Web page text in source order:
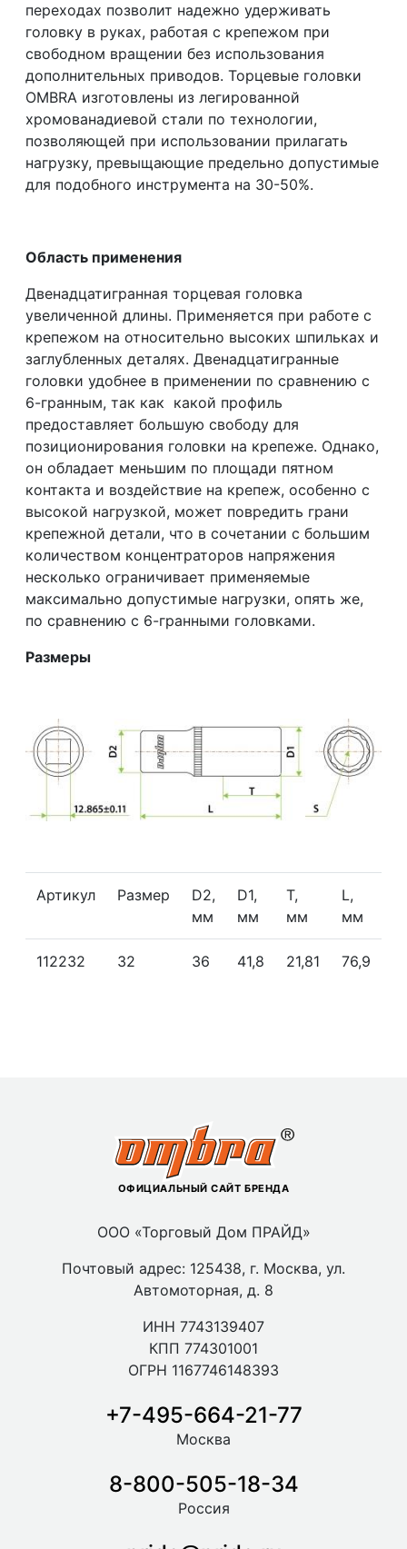
переходах позволит надежно удерживать
головку в руках, работая с крепежом при
свободном вращении без использования
дополнительных приводов. Торцевые головки
OMBRA изготовлены из легированной
хромованадиевой стали по технологии,
позволяющей при использовании прилагать
нагрузку, превыщающие предельно допустимые
для подобного инструмента на 30-50%.
Область применения
Двенадцатигранная торцевая головка
увеличенной длины. Применяется при работе с
крепежом на относительно высоких шпильках и
заглубленных деталях. Двенадцатигранные
головки удобнее в применении по сравнению с
6-гранным, так как какой профиль
предоставляет большую свободу для
позиционирования головки на крепеже. Однако,
он обладает меньшим по площади пятном
контакта и воздействие на крепеж, особенно с
высокой нагрузкой, может повредить грани
крепежной детали, что в сочетании с большим
количеством концентраторов напряжения
несколько ограничивает применяемые
максимально допустимые нагрузки, опять же,
по сравнению с 6-гранными головками.
Размеры
Артикул Размер
D2,
мм
D1,
мм
Т,
мм
L,
мм
112232 32 36 41,8 21,81 76,9
ОФИЦИАЛЬНЫЙ САЙТ БРЕНДА
ООО «Торговый Дом ПРАЙД»
Почтовый адрес: 125438, г. Москва, ул.
Автомоторная, д. 8
ИНН 7743139407
КПП 774301001
ОГРН 1167746148393
+7-495-664-21-77
Москва
8-800-505-18-34
Россия